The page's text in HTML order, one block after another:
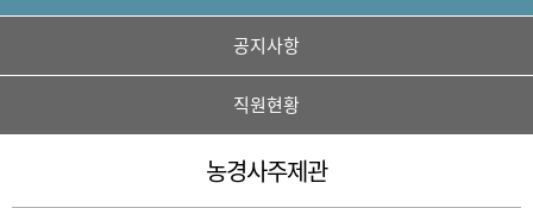
공지사항
직원현황
농경사주제관